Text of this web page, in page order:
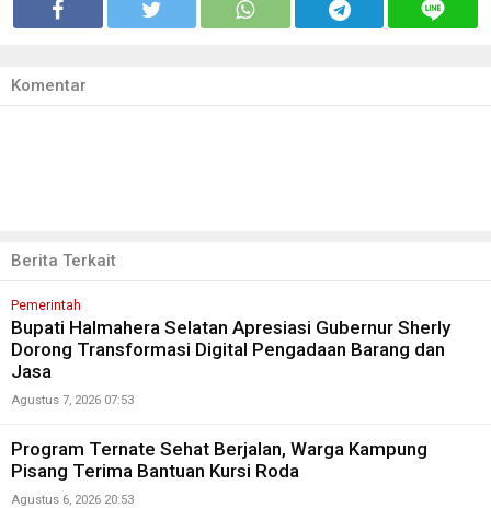
Komentar
Berita Terkait
Pemerintah
Bupati Halmahera Selatan Apresiasi Gubernur Sherly
Dorong Transformasi Digital Pengadaan Barang dan
Jasa
Agustus 7, 2026 07:53
Program Ternate Sehat Berjalan, Warga Kampung
Pisang Terima Bantuan Kursi Roda
Agustus 6, 2026 20:53